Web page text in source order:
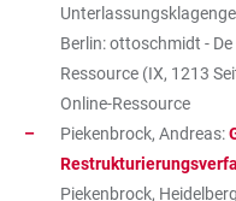
Berlin: ottoschmidt - De
Ressource (IX, 1213
Online-Ressource
Piekenbrock, Andreas:
Piekenbrock,